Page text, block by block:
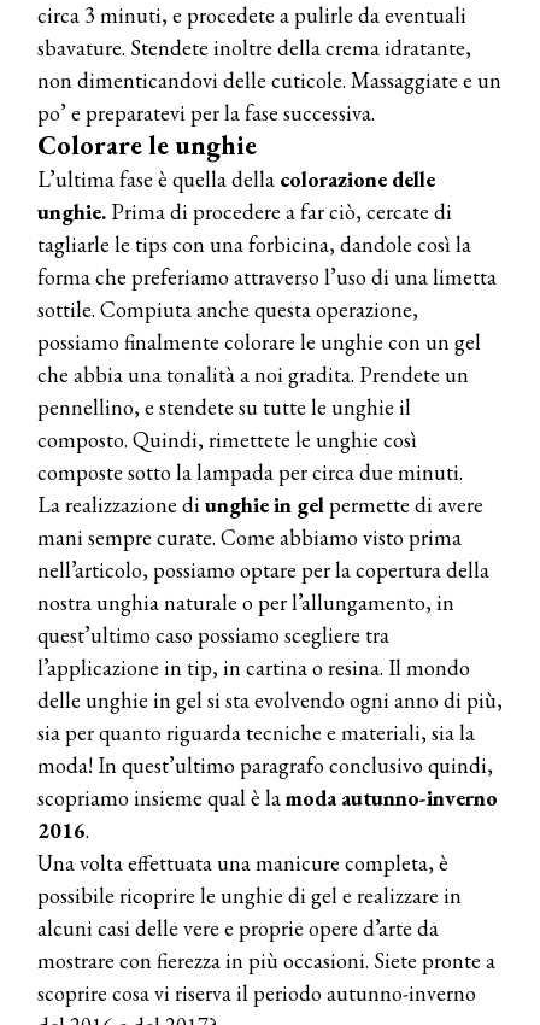
circa 3 minuti, e procedete a pulirle da eventuali
sbavature. Stendete inoltre della crema idratante,
non dimenticandovi delle cuticole. Massaggiate e un
po’ e preparatevi per la fase successiva.
Colorare le unghie
L’ultima fase è quella della colorazione delle
unghie. Prima di procedere a far ciò, cercate di
tagliarle le tips con una forbicina, dandole così la
forma che preferiamo attraverso l’uso di una limetta
sottile. Compiuta anche questa operazione,
possiamo finalmente colorare le unghie con un gel
che abbia una tonalità a noi gradita. Prendete un
pennellino, e stendete su tutte le unghie il
composto. Quindi, rimettete le unghie così
composte sotto la lampada per circa due minuti.
La realizzazione diunghie in gelpermette di avere
mani sempre curate. Come abbiamo visto prima
nell’articolo, possiamo optare per la copertura della
nostra unghia naturale o per l’allungamento, in
quest’ultimo caso possiamo scegliere tra
l’applicazione in tip, in cartina o resina. Il mondo
delle unghie in gel si sta evolvendo ogni anno di più,
sia per quanto riguarda tecniche e materiali, sia la
moda! In quest’ultimo paragrafo conclusivo quindi,
scopriamo insieme qual è lamoda autunno-inverno
2016.
Una volta effettuata una manicure completa, è
possibile ricoprire le unghie di gel e realizzare in
alcuni casi delle vere e proprie opere d’arte da
mostrare con fierezza in più occasioni. Siete pronte a
scoprire cosa vi riserva il periodo autunno-inverno